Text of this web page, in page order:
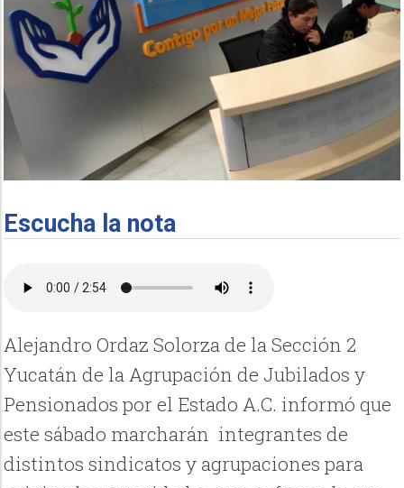
Escucha la nota
Alejandro Ordaz Solorza de la Sección 2
Yucatán de la Agrupación de Jubilados y
Pensionados por el Estado A.C. informó que
este sábado marcharán integrantes de
distintos sindicatos y agrupaciones para